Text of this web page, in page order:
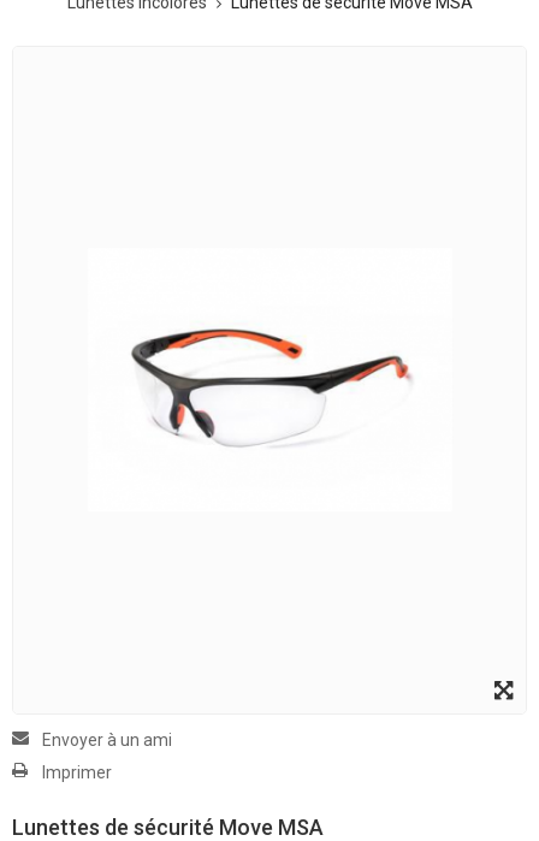
Envoyer à un ami
Imprimer
Lunettes de sécurité Move MSA